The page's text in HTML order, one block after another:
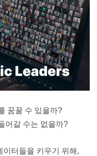
꿈꿀 수 있을까?
어갈 수는 없을까?
이터들을 키우기 위해,